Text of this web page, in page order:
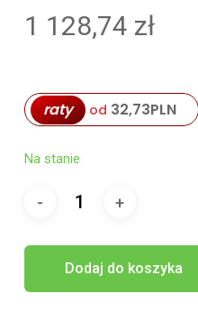
1 128,74 zł
raty od 32,73PLN
Na stanie
Dodaj do koszyka